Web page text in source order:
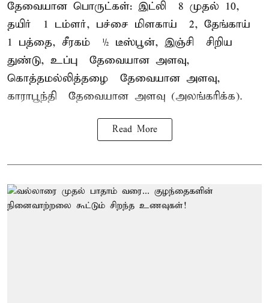
தேவையான பொருட்கள்: இட்லி – 8 முதல் 10,
தயிர் – 1 டம்ளர், பச்சை மிளகாய் – 2, தேங்காய் –
1 பத்தை, சீரகம் – ½ டீஸ்பூன், இஞ்சி – சிறிய
துண்டு, உப்பு – தேவையான அளவு,
கொத்தமல்லித்தழை – தேவையான அளவு,
காராபூந்தி – தேவையான அளவு (அலங்கரிக்க).
Read More